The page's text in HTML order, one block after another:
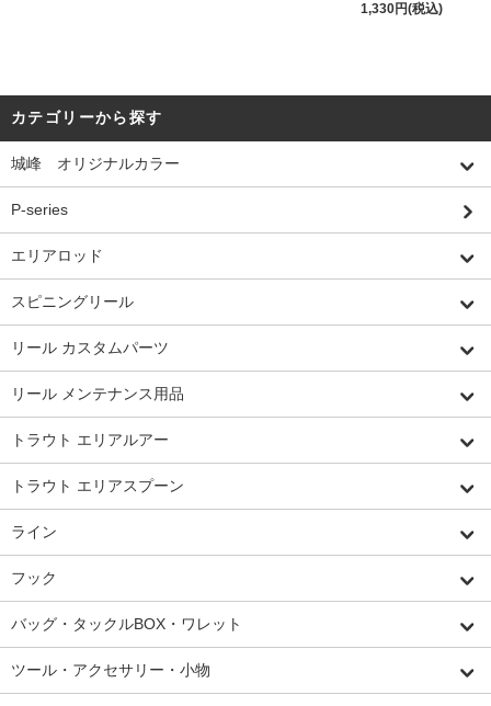
1,330円(税込)
カテゴリーから探す
城峰 オリジナルカラー
P-series
エリアロッド
スピニングリール
リール カスタムパーツ
リール メンテナンス用品
トラウト エリアルアー
トラウト エリアスプーン
ライン
フック
バッグ・タックルBOX・ワレット
ツール・アクセサリー・小物